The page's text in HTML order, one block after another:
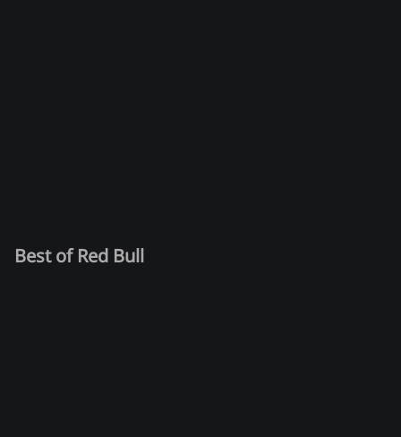
Best of Red Bull